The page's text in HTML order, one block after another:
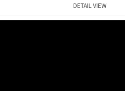
DETAIL VIEW